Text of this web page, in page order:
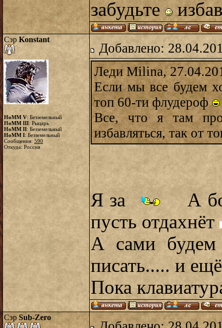
забудьте
Сэр Konstant
HoMM V: Безземельный
HoMM III: Рыцарь
HoMM II: Безземельный
HoMM I: Безземельный
Сообщения: 590
Откуда: Россия
Добавлено:
Леди Milina,
Если мы все будем
топ 60-ти флудероф
Все, что я там
избавляться, так от
Я за
А
пусть отдахнёт
А сами будем
писать..... и
Пока
Сэр Sub-Zero